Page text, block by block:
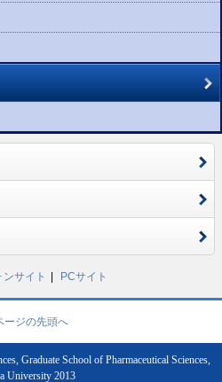
サイト PCサイト
ージの先頭へ
Graduate School of Pharmaceutical Sciences,
University 2013